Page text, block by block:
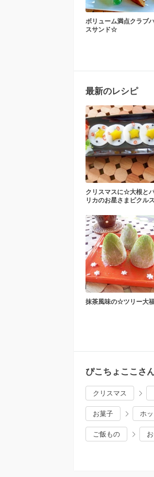
ボリューム満点クラブ
スサンド☆
最新のレシピ
クリスマスに☆大根と
リカのお星さまピクル
抹茶風味の☆ツリー大
ぴこちょここさ
クリスマス
お菓子 ホ
ご飯もの